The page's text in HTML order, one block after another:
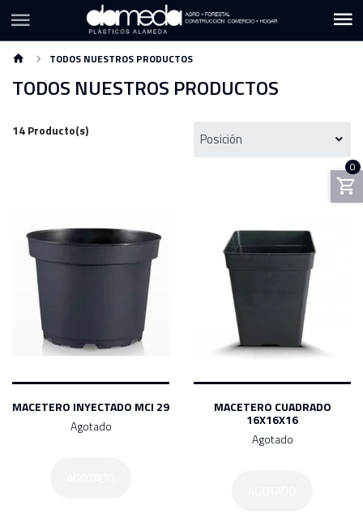
Volver
Bolsas
Basureros
Bidones
Menaje General
0
TODOS NUESTROS PRODUCTOS
TODOS NUESTROS PRODUCTOS
14 Producto(s)
MACETERO INYECTADO MCI 29
Agotado
MACETERO CUADRADO
16X16X16
Agotado